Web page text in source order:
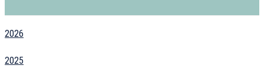
2026
2025